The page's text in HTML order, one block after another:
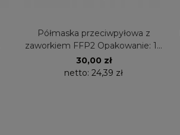
Półmaska przeciwpyłowa z
zaworkiem FFP2 Opakowanie: 10
sztuk Consorte
30,00 zł
netto: 24,39 zł